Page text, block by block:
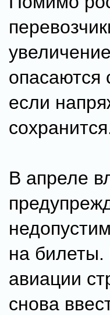
опасаются
если
В апреле
на билеты.
авиации
снова